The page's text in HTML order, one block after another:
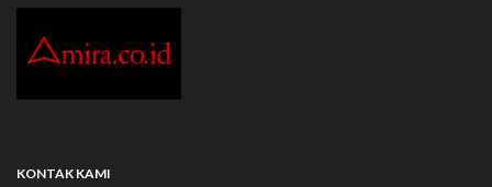
KONTAK KAMI